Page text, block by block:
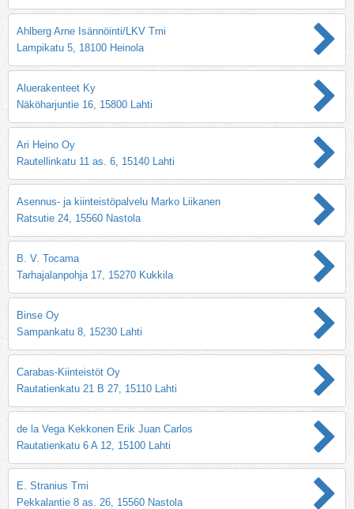
Ahlberg Arne Isännöinti/LKV Tmi
Lampikatu 5, 18100 Heinola
Aluerakenteet Ky
Näköharjuntie 16, 15800 Lahti
Ari Heino Oy
Rautellinkatu 11 as. 6, 15140 Lahti
Asennus- ja kiinteistöpalvelu Marko Liikanen
Ratsutie 24, 15560 Nastola
B. V. Tocama
Tarhajalanpohja 17, 15270 Kukkila
Binse Oy
Sampankatu 8, 15230 Lahti
Carabas-Kiinteistöt Oy
Rautatienkatu 21 B 27, 15110 Lahti
de la Vega Kekkonen Erik Juan Carlos
Rautatienkatu 6 A 12, 15100 Lahti
E. Stranius Tmi
Pekkalantie 8 as. 26, 15560 Nastola